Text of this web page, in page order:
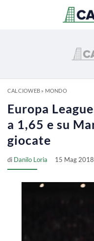
CALCIOWEB» MONDO
Europa
a 1,65 e su
giocate
di Danilo Loria 15 Mag